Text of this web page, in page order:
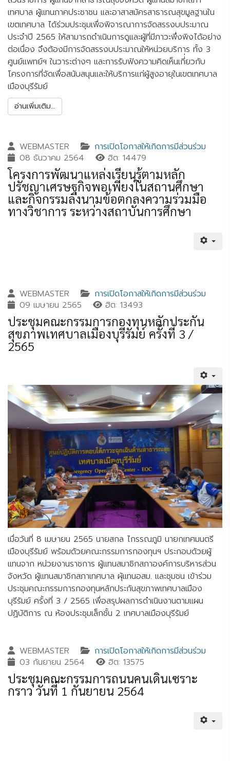
เทศบาล ผู้แทนภาคประชาชน และอาสาสมัครสาธารณสุขมูลฐานใน
เขตเทศบาล ได้ร่วมประชุมเพื่อพิจารณาการจัดสรรงบประมาณ
ประจำปี 2565 ให้สามารถดำเนินการดูและผู้ที่มีภาวะพึ่งพิงได้อย่าง
ต่อเนื่อง จึงต้องมีการจัดสรรงบประมาณให้หน่วยบริการ ทั้ง 3
ศูนย์แพทย์ฯ ในวาระต่างๆ และการรับฟังความคิดเห็นเกี่่ยวกับ
โครงการที่จัดเพื่อสนับสนุนและให้บริการแก่ผู้สูงอายุในเขตเทศบาล
เมืองบุรีรัมย์
อ่านเพิ่มเติม...
WEBMASTER
การเปิดโอกาสให้เกิดการมีส่วนร่วม
08 ธันวาคม 2564
ฮิต: 14479
โครงการพัฒนาแหล่งเรียนรู้ตามหลัก
ปรัชญาเศรษฐกิจพอเพียงในสถานศึกษา
และกิจกรรมลงนามข้อตกลงความร่วมมือ
ทางวิชาการ ระหว่างสถาบันการศึกษา
WEBMASTER
การเปิดโอกาสให้เกิดการมีส่วนร่วม
09 เมษายน 2565
ฮิต: 13493
ประชุมคณะกรรมการกองทุนหลักประกัน
สุขภาพเทศบาลเมืองบุรีรัมย์ ครั้งที่ 3 /
2565
เมื่อวันที่ 8 เมษายน 2565 นายสกล ไกรรณภูมิ นายกเทศมนตรี
เมืองบุรีรัมย์ พร้อมด้วยคณะกรรมการกองทุนฯ ประกอบด้วยผู้
แทนจาก หน่วยงานราชการ ผู้แทนสมาชิกสภาองค์การบริหารส่วน
จังหวัด ผู้แทนสมาชิกสภาเทศบาล ผุ้แทนอสม. และชุมชน เข้าร่วม
ประชุมคณะกรรมการกองทุนหลักประกันสุขภาพเทศบาลเมือง
บุรีรัมย์ ครั้งที่ 3 / 2565 เพื่อสรุปผลการดำเนินงานตามแผน
ปฏิบัติการ ณ ห้องประชุมเล็กชั้น 2 เทศบาลเมืองบุรีรัมย์
WEBMASTER
การเปิดโอกาสให้เกิดการมีส่วนร่วม
03 กันยายน 2564
ฮิต: 13575
ประชุมคณะกรรมการถนนคนเดินเซราะ
กราว วันที่ 1 กันยายน 2564